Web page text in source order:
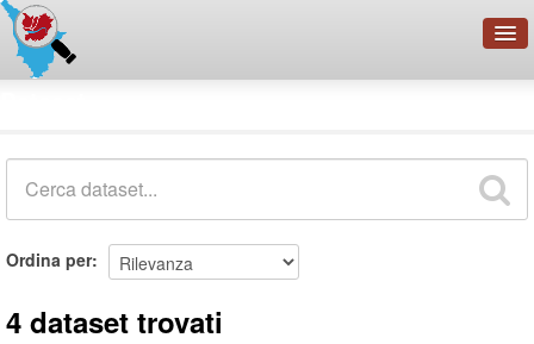
Organizzazioni
Ordina per
4 dataset trovati